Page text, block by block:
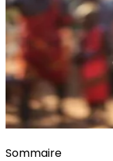
Sommaire